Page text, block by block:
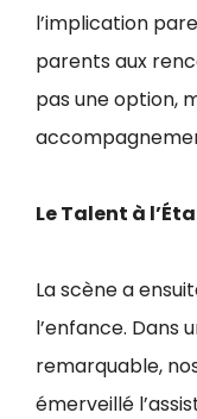
l’implication
parents aux
pas une option,
Le Talent à
La scène a
l’enfance. Dans
remarquable,
émerveillé